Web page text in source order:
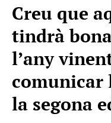
Creu que
tindrà
l’any
comunicar
la segona